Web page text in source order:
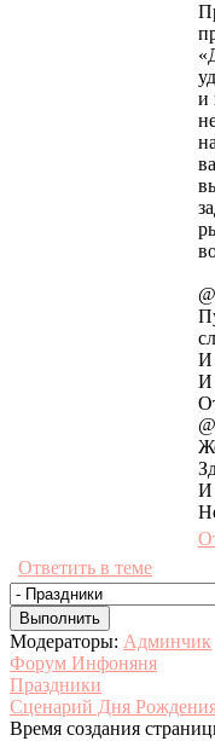
и
И
И
И
Ответить в теме
Модераторы: Админчик
Форум Инфоняня
Праздники
Сценарий Дня
Время создания